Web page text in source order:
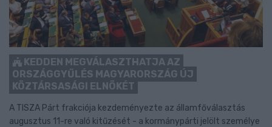
KEDDEN MEGVÁLASZTHATJA AZ
ORSZÁGGYŰLÉS MAGYARORSZÁG ÚJ
KÖZTÁRSASÁGI ELNÖKÉT
A TISZA Párt frakciója kezdeményezte az államfőválasztás
augusztus 11-re való kitűzését - a kormánypárti jelölt személye